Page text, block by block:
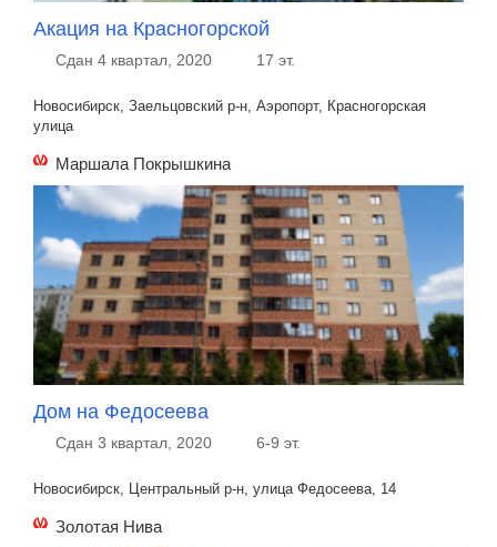
Акация на Красногорской
Сдан 4 квартал, 2020 17 эт.
Новосибирск, Заельцовский р-н, Аэропорт, Красногорская
улица
Маршала Покрышкина
Дом на Федосеева
Сдан 3 квартал, 2020 6-9 эт.
Новосибирск, Центральный р-н, улица Федосеева, 14
Золотая Нива